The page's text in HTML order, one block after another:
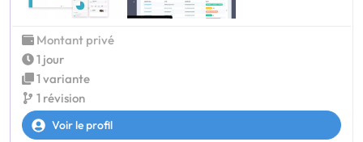
Montant privé
1 jour
1 variante
1 révision
Voir le profil